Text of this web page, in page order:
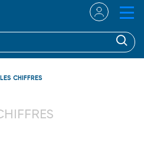
LES CHIFFRES